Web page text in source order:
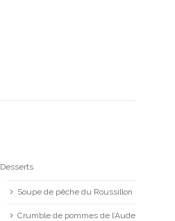
Desserts
Soupe de pêche du Roussillon
Crumble de pommes de l’Aude